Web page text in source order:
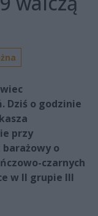
Dziś o godzinie
przy
o
czarnych
w II grupie III